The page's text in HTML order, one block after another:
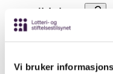
Vi bruker
medhjelpar
overfører overskotet